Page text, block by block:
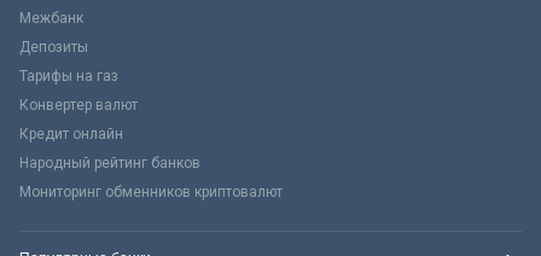
Межбанк
Депозиты
Тарифы на газ
Конвертер валют
Кредит онлайн
Народный рейтинг банков
Мониторинг обменников криптовалют